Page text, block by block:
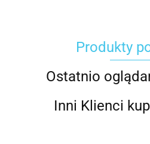
Produkty
Ostatnio
Inni Klienci